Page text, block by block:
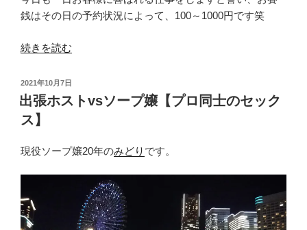
銭はその日の予約状況によって、100～1000円です笑
“【女
の
生
き
様】
女
か
ら
ぼ
ろ
続きを読む
投
稿
日:
2021年10月7日
出張ホストvsソープ嬢【プロ同士のセック
ス】
現役ソープ嬢20年のみどり です。